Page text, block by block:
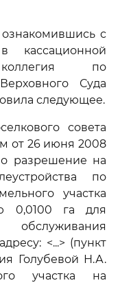
с
кассационной
по
Суда
следующее.
совета
от 26 июня 2008
разрешение на
по
участка
0,0100 га для
<...> (пункт
Голубевой Н.А.
участка на